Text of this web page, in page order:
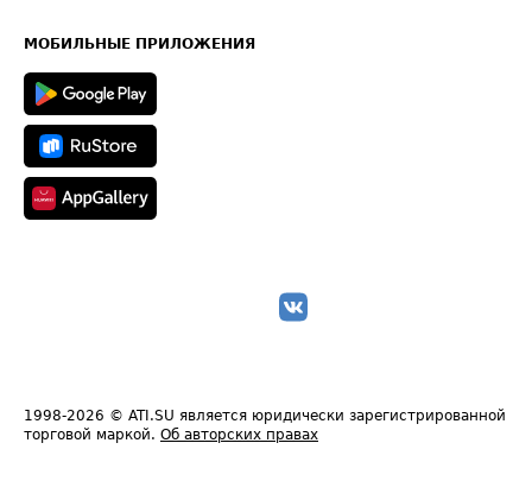
Техническая информация
МОБИЛЬНЫЕ ПРИЛОЖЕНИЯ
1998-2026 © ATI.SU является юридически зарегистрированной
торговой маркой. Об авторских правах